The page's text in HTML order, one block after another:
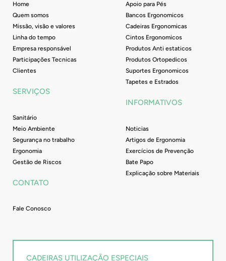
Home
Quem somos
Missão, visão e valores
Linha do tempo
Empresa responsável
Participações Tecnicas
Clientes
SERVIÇOS
Sanitário
Meio Ambiente
Segurança no trabalho
Ergonomia
Gestão de Riscos
CONTATO
Fale Conosco
Apoio para Pés
Bancos Ergonomicos
Cadeiras Ergonomicas
Cintos Ergonomicos
Produtos Anti estaticos
Produtos Ortopedicos
Suportes Ergonomicos
Tapetes e Estrados
INFORMATIVOS
Noticias
Artigos de Ergonomia
Exercícios de Prevenção
Bate Papo
Explicação sobre Materiais
CADEIRAS UTILIZAÇÃO ESPECIAIS